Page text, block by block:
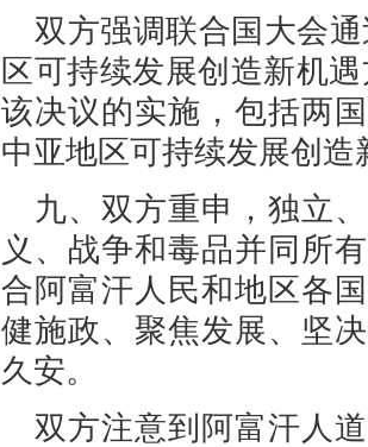
双方强调联合国大会
区可持续发展创造新机
该决议的实施，包括两
中亚地区可持续发展创造
九、双方重申，独立
义、战争和毒品并同所
合阿富汗人民和地区各
健施政、聚焦发展、坚
久安。
双方注意到阿富汗人